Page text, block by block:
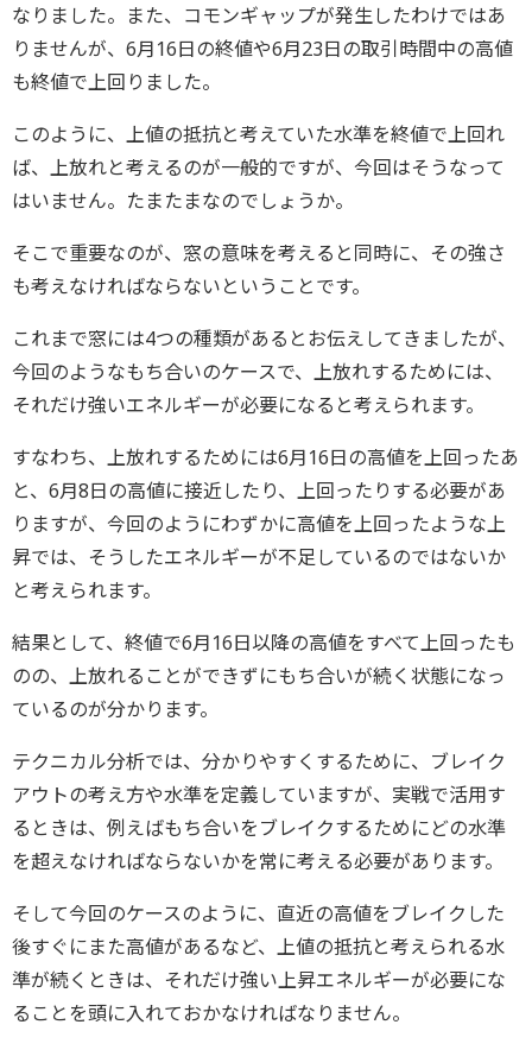
なりました。また、コモンギャップが発生したわけではあ
りませんが、6月16日の終値や6月23日の取引時間中の高値
も終値で上回りました。
このように、上値の抵抗と考えていた水準を終値で上回れ
ば、上放れと考えるのが一般的ですが、今回はそうなって
はいません。たまたまなのでしょうか。
そこで重要なのが、窓の意味を考えると同時に、その強さ
も考えなければならないということです。
これまで窓には4つの種類があるとお伝えしてきましたが、
今回のようなもち合いのケースで、上放れするためには、
それだけ強いエネルギーが必要になると考えられます。
すなわち、上放れするためには6月16日の高値を上回ったあ
と、6月8日の高値に接近したり、上回ったりする必要があ
りますが、今回のようにわずかに高値を上回ったような上
昇では、そうしたエネルギーが不足しているのではないか
と考えられます。
結果として、終値で6月16日以降の高値をすべて上回ったも
のの、上放れることができずにもち合いが続く状態になっ
ているのが分かります。
テクニカル分析では、分かりやすくするために、ブレイク
アウトの考え方や水準を定義していますが、実戦で活用す
るときは、例えばもち合いをブレイクするためにどの水準
を超えなければならないかを常に考える必要があります。
そして今回のケースのように、直近の高値をブレイクした
後すぐにまた高値があるなど、上値の抵抗と考えられる水
準が続くときは、それだけ強い上昇エネルギーが必要にな
ることを頭に入れておかなければなりません。